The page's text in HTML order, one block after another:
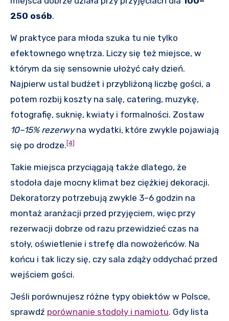
250 osób.
W praktyce para młoda szuka tu nie tylko
efektownego wnętrza. Liczy się też miejsce, w
którym da się sensownie ułożyć cały dzień.
Najpierw ustal budżet i przybliżoną liczbę gości, a
potem rozbij koszty na salę, catering, muzykę,
fotografię, suknię, kwiaty i formalności. Zostaw
10–15% rezerwyna wydatki, które zwykle pojawiają
się po drodze.[4]
Takie miejsca przyciągają także dlatego, że
stodoła daje mocny klimat bez ciężkiej dekoracji.
Dekoratorzy potrzebują zwykle 3–6 godzin na
montaż aranżacji przed przyjęciem, więc przy
rezerwacji dobrze od razu przewidzieć czas na
stoły, oświetlenie i strefę dla nowożeńców. Na
końcu i tak liczy się, czy sala zdąży oddychać przed
wejściem gości.
Jeśli porównujesz różne typy obiektów w Polsce,
sprawdź porównanie stodoły i namiotu. Gdy lista